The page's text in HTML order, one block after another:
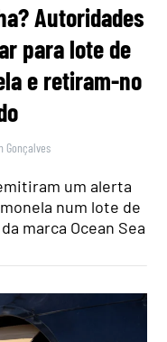
Autoridades
para lote de
e retiram-no
Gonçalves
um alerta
num lote de
marca Ocean Sea